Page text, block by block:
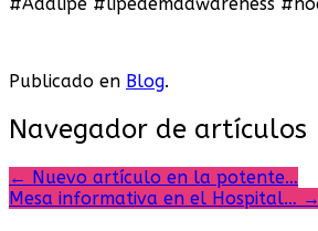
Publicado en Blog.
Navegador de artículos
← Nuevo artículo en la potente…
Mesa informativa en el Hospital… →